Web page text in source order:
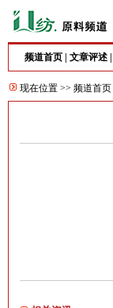
频道首页 文章评述
现在位置 >> 频道首页